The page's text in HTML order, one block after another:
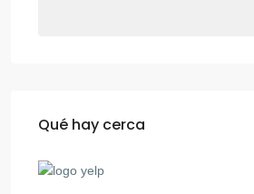
Qué hay cerca